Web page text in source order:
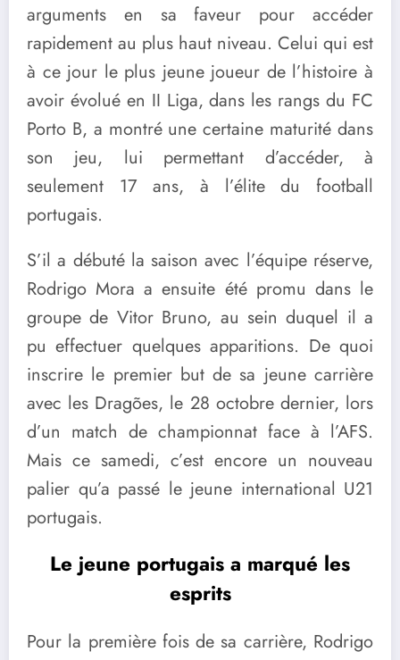
arguments en sa faveur pour accéder
rapidement au plus haut niveau. Celui qui est
à ce jour le plus jeune joueur de l’histoire à
avoir évolué en II Liga, dans les rangs du FC
Porto B, a montré une certaine maturité dans
son jeu, lui permettant d’accéder, à
seulement 17 ans, à l’élite du football
portugais.
S’il a débuté la saison avec l’équipe réserve,
Rodrigo Mora a ensuite été promu dans le
groupe de Vitor Bruno, au sein duquel il a
pu effectuer quelques apparitions. De quoi
inscrire le premier but de sa jeune carrière
avec les Dragões, le 28 octobre dernier, lors
d’un match de championnat face à l’AFS.
Mais ce samedi, c’est encore un nouveau
palier qu’a passé le jeune international U21
portugais.
Le jeune portugais a marqué les
esprits
Pour la première fois de sa carrière, Rodrigo